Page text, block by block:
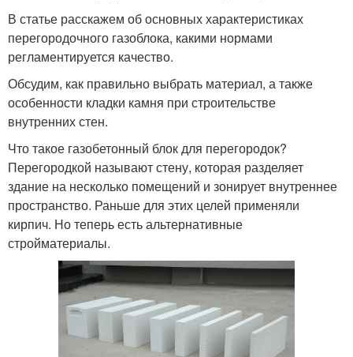
В статье расскажем об основных характеристиках
перегородочного газоблока, какими нормами
регламентируется качество.
Обсудим, как правильно выбрать материал, а также
особенности кладки камня при строительстве
внутренних стен.
Что такое газобетонный блок для перегородок?
Перегородкой называют стену, которая разделяет
здание на несколько помещений и зонирует внутреннее
пространство. Раньше для этих целей применяли
кирпич. Но теперь есть альтернативные
стройматериалы.